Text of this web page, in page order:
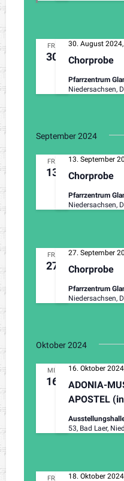
n
FR.
30 Chorprobe
30. August
Pfarrzentrum
Niedersachsen,
September 2024
FR.
13 Chorprobe
13. September
Pfarrzentrum
Niedersachsen,
FR.
27 Chorprobe
27. September
Pfarrzentrum
Niedersachsen,
Oktober 2024
MI.
16
ADONIA-
APOSTEL
16. Oktober
53, Bad Laer,
FR. 18. Oktober